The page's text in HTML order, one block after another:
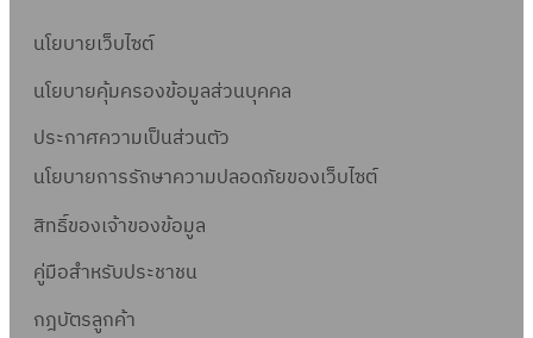
นโยบายเว็บไซต์
นโยบายคุ้มครองข้อมูลส่วนบุคคล
ประกาศความเป็นส่วนตัว
นโยบายการรักษาความปลอดภัยของเว็บไซต์
สิทธิ์ของเจ้าของข้อมูล
คู่มือสำหรับประชาชน
กฎบัตรลูกค้า